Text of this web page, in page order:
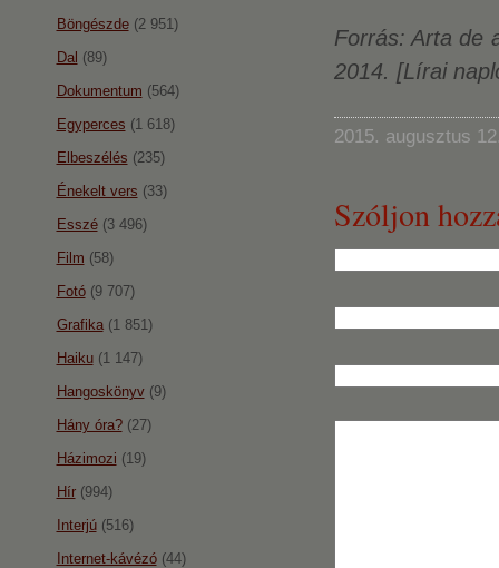
Forrás: Arta de
2014. [Lírai
2015. augusztus
Szóljon
Böngészde(2 951)
Dal (89)
Dokumentum (564)
Egyperces (1 618)
Elbeszélés (235)
Énekelt vers (33)
Esszé(3 496)
Film (58)
Fotó(9 707)
Grafika(1 851)
Haiku(1 147)
Hangoskönyv(9)
Hány óra?(27)
Házimozi (19)
Hír(994)
Interjú(516)
Internet-kávézó(44)